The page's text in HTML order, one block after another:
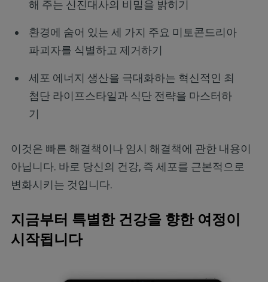
해 주는 신진대사의 비밀을 밝히기
환경에 숨어 있는 세 가지 주요 미토콘드리아
파괴자를 식별하고 제거하기
세포 에너지 생산을 극대화하는 혁신적인 최
첨단 라이프스타일과 식단 전략을 마스터하
기
이것은 빠른 해결책이나 임시 해결책에 관한 내용이
아닙니다. 바로 당신의 건강, 즉 세포를 근본적으로
변화시키는 것입니다.
지금부터 특별한 건강을 향한 여정이
시작됩니다